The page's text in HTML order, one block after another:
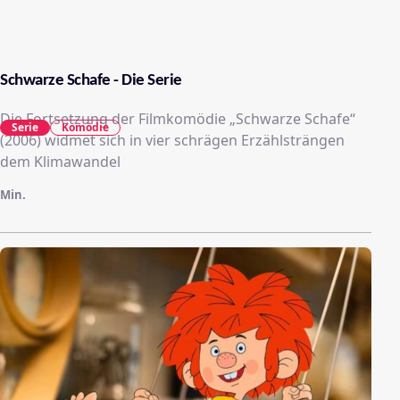
Schwarze Schafe - Die Serie
Die Fortsetzung der Filmkomödie „Schwarze Schafe“
(2006) widmet sich in vier schrägen Erzählsträngen
dem Klimawandel
Min.
Serie Komödie